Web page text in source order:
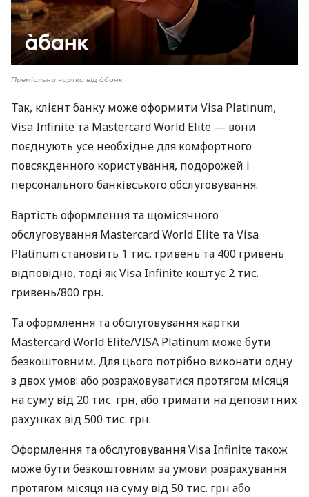
Преміальна картка від àбанк
Так, клієнт банку може оформити Visa Platinum,
Visa Infinite та Mastercard World Elite — вони
поєднують усе необхідне для комфортного
повсякденного користування, подорожей і
персонального банківського обслуговування.
Вартість оформлення та щомісячного
обслуговування Mastercard World Elite та Visa
Platinum становить 1 тис. гривень та 400 гривень
відповідно, тоді як Visa Infinite коштує 2 тис.
гривень/800 грн.
Та оформлення та обслуговування картки
Mastercard World Elite/VISA Platinum може бути
безкоштовним. Для цього потрібно виконати одну
з двох умов: або розраховуватися протягом місяця
на суму від 20 тис. грн, або тримати на депозитних
рахунках від 500 тис. грн.
Оформлення та обслуговування Visa Infinite також
може бути безкоштовним за умови розрахування
протягом місяця на суму від 50 тис. грн або